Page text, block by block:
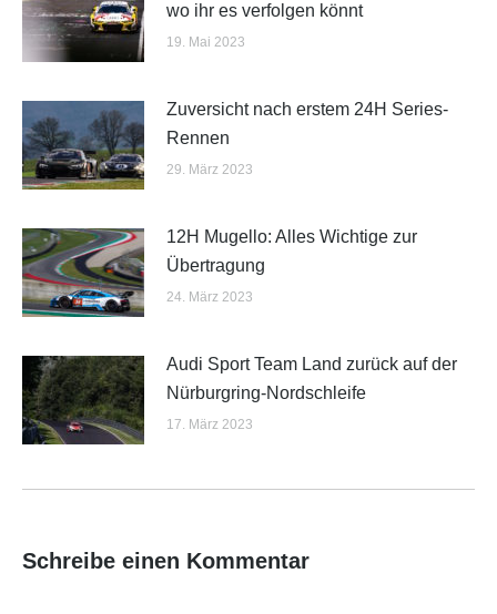
wo ihr es verfolgen könnt
19. Mai 2023
Zuversicht nach erstem 24H Series-
Rennen
29. März 2023
12H Mugello: Alles Wichtige zur
Übertragung
24. März 2023
Audi Sport Team Land zurück auf der
Nürburgring-Nordschleife
17. März 2023
Schreibe einen Kommentar